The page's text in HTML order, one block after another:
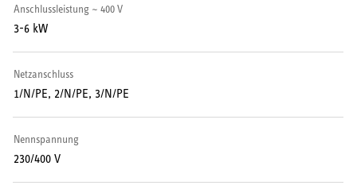
Kochendwassergeräte
Händetrockner
LÜFTEN
Lüftungsanlagen
Anschlussleistung ~ 400 V
3-6 kW
Netzanschluss
1/N/PE, 2/N/PE, 3/N/PE
Nennspannung
230/400 V